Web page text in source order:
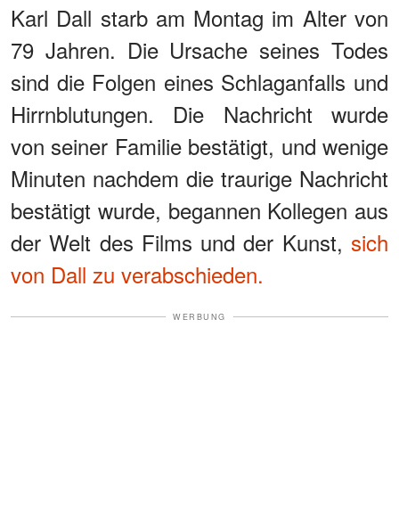
Karl Dall starb am Montag im Alter von
79 Jahren. Die Ursache seines Todes
sind die Folgen eines Schlaganfalls und
Hirrnblutungen. Die Nachricht wurde
von seiner Familie bestätigt, und wenige
Minuten nachdem die traurige Nachricht
bestätigt wurde, begannen Kollegen aus
der Welt des Films und der Kunst, sich
von Dall zu verabschieden.
WERBUNG